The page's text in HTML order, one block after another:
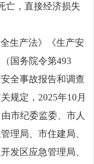
亡，直接经济损失
生产法》《生产安
国务院令第493
全事故报告和调查
规定，2025年10月
市纪委监委、市人
理局、市住建局、
发区应急管理局、